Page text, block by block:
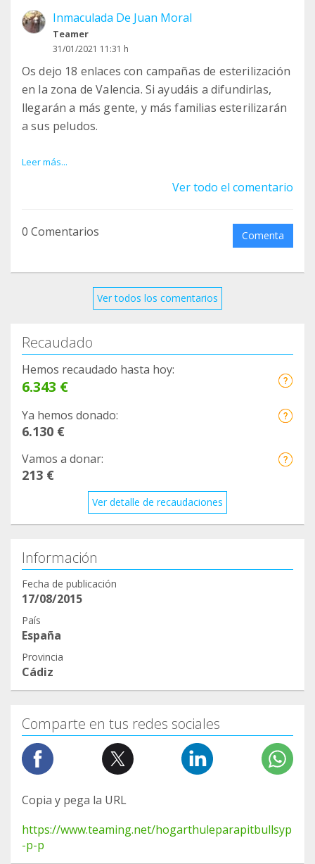
Inmaculada De Juan Moral
Teamer
31/01/2021 11:31 h
Os dejo 18 enlaces con campañas de esterilización
en la zona de Valencia. Si ayudáis a difundirlas,
llegarán a más gente, y más familias esterilizarán
a sus peludos.
¡¡VAMOS A REDUCIR LAS CAMADAS NO DESEADAS!!
3160077684517
https://www.facebook.com/ClinicaVeterinariaAyor
a/posts/3589751994414688
posts/3202991776496366
4
https://www.facebook.com/groups/177705540592
5
https://www.facebook.com/groups/177705540592
3303/permalink/2500126696949500/
6
https://www.facebook.com/cvcapicua/posts/26094
11929357941
7
uerto/photos/a.10150629991022211/10158666697
852211/
8
https://www.facebook.com/clinicaveterinariarambl
eta/posts/2923172107964396
9
https://www.facebook.com/clinicaveterinariavetfa
mily/posts/668866213805851
https://www.facebook.com/cvpecas/posts/827717
724655873
11
tos/a.454241511349063/3117672005005987/
12
https://www.facebook.com/351435131629702/pho
Leer más...
Ver todo el comentario
0 Comentarios Comenta
Ver todos los comentarios
Recaudado
Hemos recaudado hasta hoy:
6.343 €
Ya hemos donado:
6.130 €
Vamos a donar:
213 €
Ver detalle de recaudaciones
Información
Fecha de publicación
17/08/2015
País
España
Provincia
Cádiz
Comparte en tus redes sociales
Copia y pega la URL
https://www.teaming.net/hogarthuleparapitbullsyp
-p-p